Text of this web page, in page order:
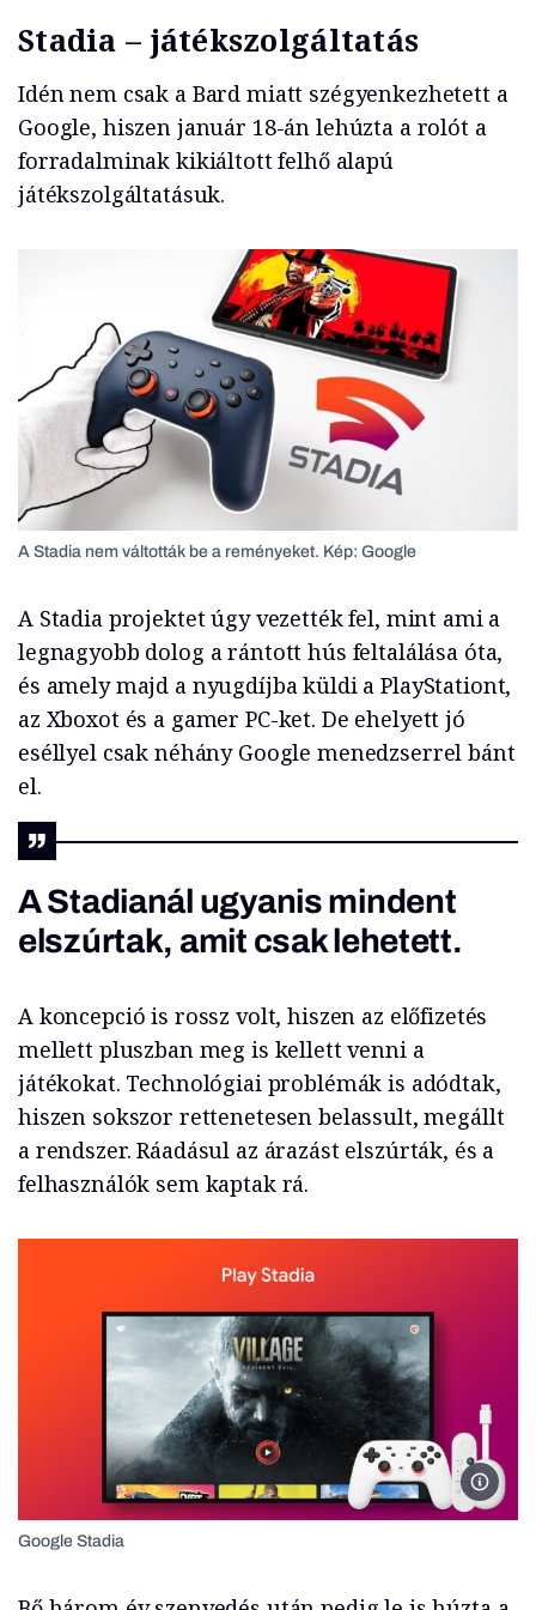
Stadia – játékszolgáltatás
Idén nem csak a Bard miatt szégyenkezhetett a
Google, hiszen január 18-án lehúzta a rolót a
forradalminak kikiáltott felhő alapú
játékszolgáltatásuk.
A Stadia nem váltották be a reményeket. Kép: Google
A Stadia projektet úgy vezették fel, mint ami a
legnagyobb dolog a rántott hús feltalálása óta,
és amely majd a nyugdíjba küldi a PlayStationt,
az Xboxot és a gamer PC-ket. De ehelyett jó
eséllyel csak néhány Google menedzserrel bánt
el.
A Stadianál ugyanis mindent
elszúrtak, amit csak lehetett.
A koncepció is rossz volt, hiszen az előfizetés
mellett pluszban meg is kellett venni a
játékokat. Technológiai problémák is adódtak,
hiszen sokszor rettenetesen belassult, megállt
a rendszer. Ráadásul az árazást elszúrták, és a
felhasználók sem kaptak rá.
Google Stadia